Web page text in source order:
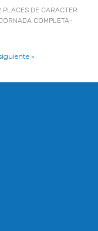
DE CARACTER
COMPLETA-
»